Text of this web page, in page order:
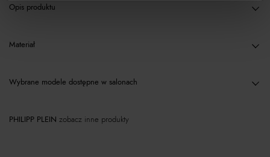
Opis produktu
Materiał
Wybrane modele dostępne w salonach
PHILIPP PLEIN zobacz inne produkty